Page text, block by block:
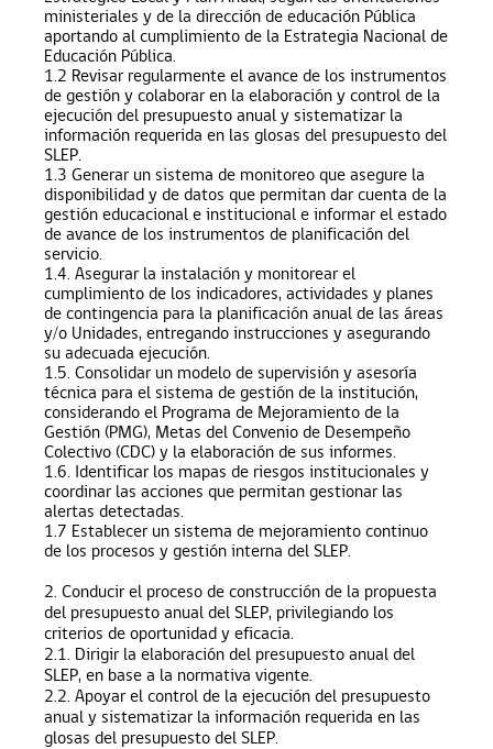
ministeriales y de la dirección de educación Pública
aportando al cumplimiento de la Estrategia Nacional de
Educación Pública.
1.2 Revisar regularmente el avance de los instrumentos
de gestión y colaborar en la elaboración y control de la
ejecución del presupuesto anual y sistematizar la
información requerida en las glosas del presupuesto del
SLEP.
1.3 Generar un sistema de monitoreo que asegure la
disponibilidad y de datos que permitan dar cuenta de la
gestión educacional e institucional e informar el estado
de avance de los instrumentos de planificación del
servicio.
1.4. Asegurar la instalación y monitorear el
cumplimiento de los indicadores, actividades y planes
de contingencia para la planificación anual de las áreas
y/o Unidades, entregando instrucciones y asegurando
su adecuada ejecución.
1.5. Consolidar un modelo de supervisión y asesoría
técnica para el sistema de gestión de la institución,
considerando el Programa de Mejoramiento de la
Gestión (PMG), Metas del Convenio de Desempeño
Colectivo (CDC) y la elaboración de sus informes.
1.6. Identificar los mapas de riesgos institucionales y
coordinar las acciones que permitan gestionar las
alertas detectadas.
1.7 Establecer un sistema de mejoramiento continuo
de los procesos y gestión interna del SLEP.
2. Conducir el proceso de construcción de la propuesta
del presupuesto anual del SLEP, privilegiando los
criterios de oportunidad y eficacia.
2.1. Dirigir la elaboración del presupuesto anual del
SLEP, en base a la normativa vigente.
2.2. Apoyar el control de la ejecución del presupuesto
anual y sistematizar la información requerida en las
glosas del presupuesto del SLEP.